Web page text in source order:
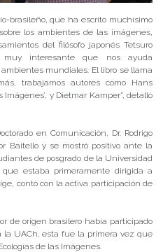
brasileño, que ha escrito muchísimo
los ambientes de las imágenes,
del filósofo japonés Tetsuro
interesante que nos ayuda
mundiales. El libro se llama
trabajamos autores como Hans
y Dietmar Kamper”, detalló
en Comunicación, Dr. Rodrigo
Baitello y se mostró positivo ante la
de posgrado de la Universidad
estaba primeramente dirigida a
contó con la activa participación de
de origen brasilero había participado
la UACh, esta fue la primera vez que
de las Imágenes.